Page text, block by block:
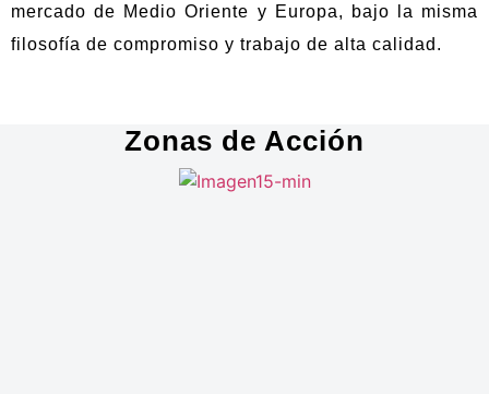
mercado de Medio Oriente y Europa, bajo la misma
filosofía de compromiso y trabajo de alta calidad.
Zonas de Acción